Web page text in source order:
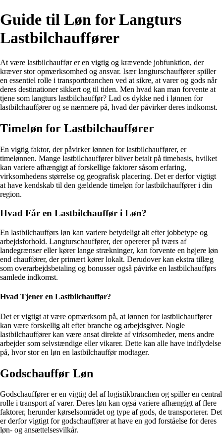
Guide til Løn for Langturs
Lastbilchauffører
At være lastbilchauffør er en vigtig og krævende jobfunktion, der
kræver stor opmærksomhed og ansvar. Især langturschauffører spiller
en essentiel rolle i transportbranchen ved at sikre, at varer og gods når
deres destinationer sikkert og til tiden. Men hvad kan man forvente at
tjene som langturs lastbilchauffør? Lad os dykke ned i lønnen for
lastbilchauffører og se nærmere på, hvad der påvirker deres indkomst.
Timeløn for Lastbilchauffører
En vigtig faktor, der påvirker lønnen for lastbilchauffører, er
timelønnen. Mange lastbilchauffører bliver betalt på timebasis, hvilket
kan variere afhængigt af forskellige faktorer såsom erfaring,
virksomhedens størrelse og geografisk placering. Det er derfor vigtigt
at have kendskab til den gældende timeløn for lastbilchauffører i din
region.
Hvad Får en Lastbilchauffør i Løn?
En lastbilchaufførs løn kan variere betydeligt alt efter jobbetype og
arbejdsforhold. Langturschauffører, der opererer på tværs af
landegrænser eller kører lange strækninger, kan forvente en højere løn
end chauffører, der primært kører lokalt. Derudover kan ekstra tillæg
som overarbejdsbetaling og bonusser også påvirke en lastbilchaufførs
samlede indkomst.
Hvad Tjener en Lastbilchauffør?
Det er vigtigt at være opmærksom på, at lønnen for lastbilchauffører
kan være forskellig alt efter branche og arbejdsgiver. Nogle
lastbilchauffører kan være ansat direkte af virksomheder, mens andre
arbejder som selvstændige eller vikarer. Dette kan alle have indflydelse
på, hvor stor en løn en lastbilchauffør modtager.
Godschauffør Løn
Godschauffører er en vigtig del af logistikbranchen og spiller en central
rolle i transport af varer. Deres løn kan også variere afhængigt af flere
faktorer, herunder kørselsområdet og type af gods, de transporterer. Det
er derfor vigtigt for godschauffører at have en god forståelse for deres
løn- og ansættelsesvilkår.